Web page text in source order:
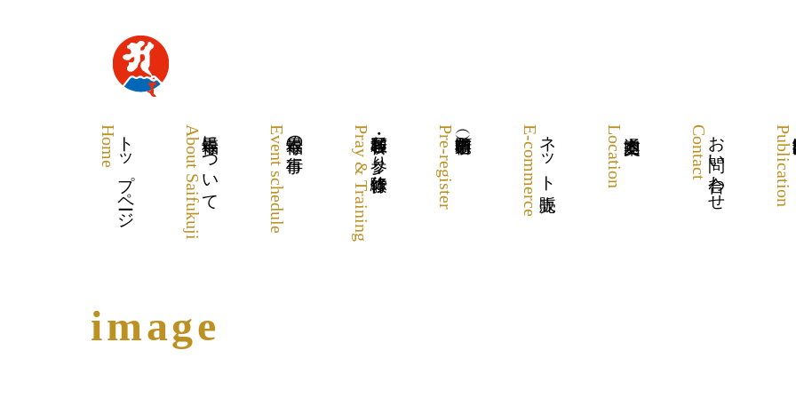
トップページ
Home 最福寺について
About Saifukuji 最福寺の行事
Event schedule 各種祈願・お参り・体験修行
Pray & Training Pre-register ネット販売
E-commerce Location お問い合わせ
Contact Publication
image